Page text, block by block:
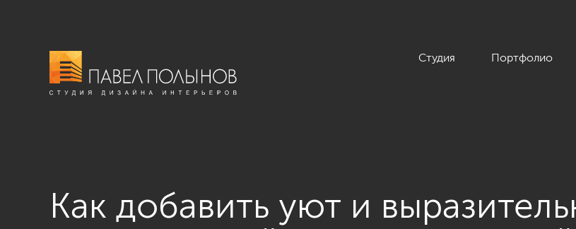
Студия Портфолио
Как добавить уют и